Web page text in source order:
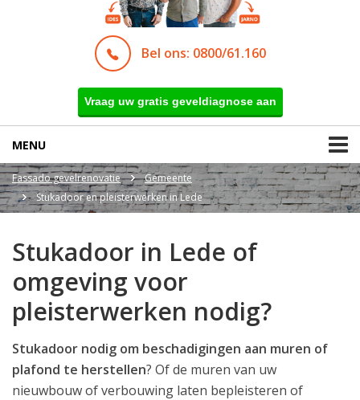
Bel ons: 0800/61.160
Vraag uw gratis geveldiagnose aan
MENU
Fassado gevelrenovatie
Gemeente
Stukadoor en pleisterwerken in Lede
Stukadoor in Lede of
omgeving voor
pleisterwerken nodig?
Stukadoor nodig om beschadigingen aan muren of
plafond te herstellen? Of de muren van uw
nieuwbouw of verbouwing laten bepleisteren of